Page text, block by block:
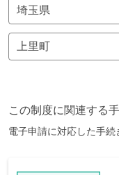
この制度に関連する
電子申請に対応した手続